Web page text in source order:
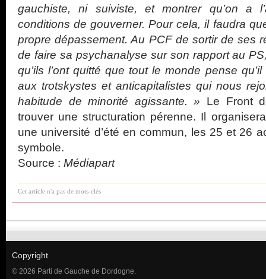
gauchiste, ni suiviste, et montrer qu’on a
conditions de gouverner. Pour cela, il faudra
propre dépassement. Au PCF de sortir de ses
de faire sa psychanalyse sur son rapport au
qu’ils l’ont quitté que tout le monde pense
aux trotskystes et anticapitalistes qui nous
habitude de minorité agissante. » Le Front
trouver une structuration pérenne. Il
une université d’été en commun, les 25 et 26
symbole.
Source : Médiapart
Cet article n'a pas de mots-clés
Copyright
© 2026 Parti de Gauche de Dordogne.